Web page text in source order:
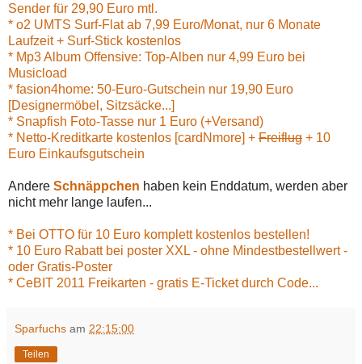
Sender für 29,90 Euro mtl.
* o2 UMTS Surf-Flat ab 7,99 Euro/Monat, nur 6 Monate
Laufzeit + Surf-Stick kostenlos
* Mp3 Album Offensive: Top-Alben nur 4,99 Euro bei
Musicload
* fasion4home: 50-Euro-Gutschein nur 19,90 Euro
[Designermöbel, Sitzsäcke...]
* Snapfish Foto-Tasse nur 1 Euro (+Versand)
* Netto-Kreditkarte kostenlos [cardNmore] + Freiflug + 10
Euro Einkaufsgutschein
Andere Schnäppchen haben kein Enddatum, werden aber
nicht mehr lange laufen...
* Bei OTTO für 10 Euro komplett kostenlos bestellen!
* 10 Euro Rabatt bei poster XXL - ohne Mindestbestellwert -
oder Gratis-Poster
* CeBIT 2011 Freikarten - gratis E-Ticket durch Code...
Sparfuchs am 22:15:00
Teilen